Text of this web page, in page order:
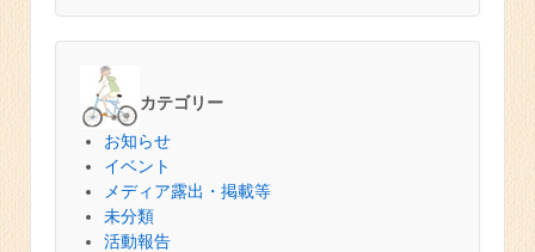
カテゴリー
お知らせ
イベント
メディア露出・掲載等
未分類
活動報告